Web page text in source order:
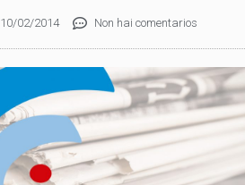
10/02/2014 Non hai comentarios